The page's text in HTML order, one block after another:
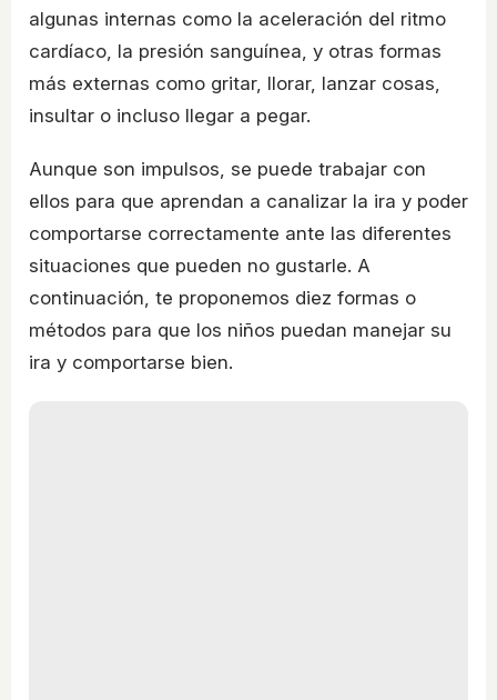
algunas internas como la aceleración del ritmo
cardíaco, la presión sanguínea, y otras formas
más externas como gritar, llorar, lanzar cosas,
insultar o incluso llegar a pegar.
Aunque son impulsos, se puede trabajar con
ellos para que aprendan a canalizar la ira y poder
comportarse correctamente ante las diferentes
situaciones que pueden no gustarle. A
continuación, te proponemos diez formas o
métodos para que los niños puedan manejar su
ira y comportarse bien.